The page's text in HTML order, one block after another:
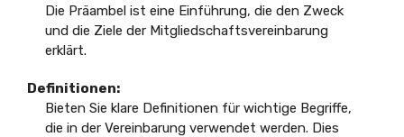
Die Präambel ist eine Einführung, die den Zweck
und die Ziele der Mitgliedschaftsvereinbarung
erklärt.
Definitionen:
Bieten Sie klare Definitionen für wichtige Begriffe,
die in der Vereinbarung verwendet werden. Dies